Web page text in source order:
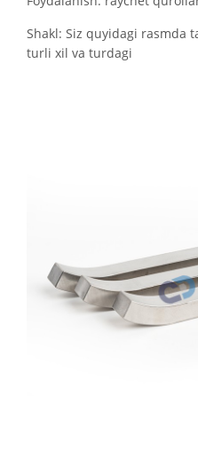
Shakl: Siz quyidagi rasmda
turli xil va turdagi